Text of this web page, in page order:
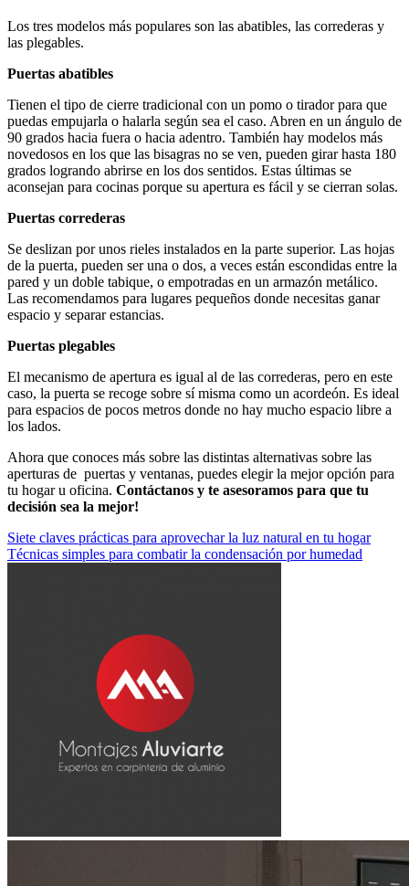
Los tres modelos más populares son las abatibles, las correderas y
las plegables.
Puertas abatibles
Tienen el tipo de cierre tradicional con un pomo o tirador para que
puedas empujarla o halarla según sea el caso. Abren en un ángulo de
90 grados hacia fuera o hacia adentro. También hay modelos más
novedosos en los que las bisagras no se ven, pueden girar hasta 180
grados logrando abrirse en los dos sentidos. Estas últimas se
aconsejan para cocinas porque su apertura es fácil y se cierran solas.
Puertas correderas
Se deslizan por unos rieles instalados en la parte superior. Las hojas
de la puerta, pueden ser una o dos, a veces están escondidas entre la
pared y un doble tabique, o empotradas en un armazón metálico.
Las recomendamos para lugares pequeños donde necesitas ganar
espacio y separar estancias.
Puertas plegables
El mecanismo de apertura es igual al de las correderas, pero en este
caso, la puerta se recoge sobre sí misma como un acordeón. Es ideal
para espacios de pocos metros donde no hay mucho espacio libre a
los lados.
Ahora que conoces más sobre las distintas alternativas sobre las
aperturas de puertas y ventanas, puedes elegir la mejor opción para
tu hogar u oficina. Contáctanos y te asesoramos para que tu
decisión sea la mejor!
Navegación
de
Siete claves prácticas para aprovechar la luz natural en tu hogar
Técnicas simples para combatir la condensación por humedad